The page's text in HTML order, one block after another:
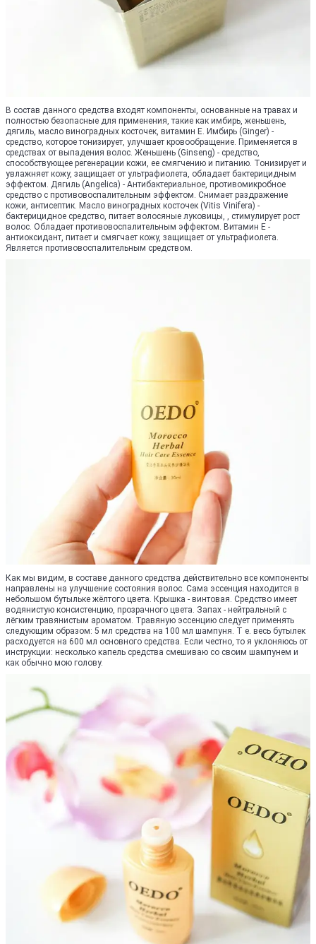
В состав данного средства входят компоненты, основанные на травах и
полностью безопасные для применения, такие как имбирь, женьшень,
дягиль, масло виноградных косточек, витамин Е. Имбирь (Ginger) -
средство, которое тонизирует, улучшает кровообращение. Применяется в
средствах от выпадения волос. Женьшень (Ginseng) - средство,
способствующее регенерации кожи, ее смягчению и питанию. Тонизирует и
увлажняет кожу, защищает от ультрафиолета, обладает бактерицидным
эффектом. Дягиль (Angelica) - Антибактериальное, противомикробное
средство с противовоспалительным эффектом. Снимает раздражение
кожи, антисептик. Масло виноградных косточек (Vitis Vinifera) -
бактерицидное средство, питает волосяные луковицы, , стимулирует рост
волос. Обладает противовоспалительным эффектом. Витамин Е -
антиоксидант, питает и смягчает кожу, защищает от ультрафиолета.
Является противовоспалительным средством.
Как мы видим, в составе данного средства действительно все компоненты
направлены на улучшение состояния волос. Сама эссенция находится в
небольшом бутыльке жёлтого цвета. Крышка - винтовая. Средство имеет
водянистую консистенцию, прозрачного цвета. Запах - нейтральный с
лёгким травянистым ароматом. Травяную эссенцию следует применять
следующим образом: 5 мл средства на 100 мл шампуня. Т е. весь бутылек
расходуется на 600 мл основного средства. Если честно, то я уклоняюсь от
инструкции: несколько капель средства смешиваю со своим шампунем и
как обычно мою голову.